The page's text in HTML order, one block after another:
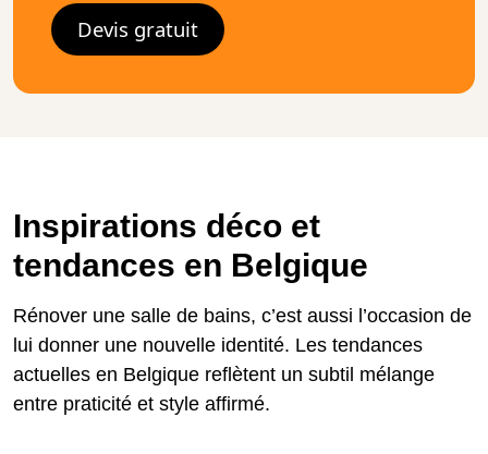
Devis gratuit
Inspirations déco et
tendances en Belgique
Rénover une salle de bains, c’est aussi l’occasion de
lui donner une nouvelle identité. Les tendances
actuelles en Belgique reflètent un subtil mélange
entre praticité et style affirmé.